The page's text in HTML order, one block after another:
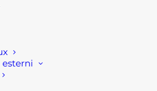
che vi aiuterà
la scelta delle serre
ideale per le vostre
da balcone o